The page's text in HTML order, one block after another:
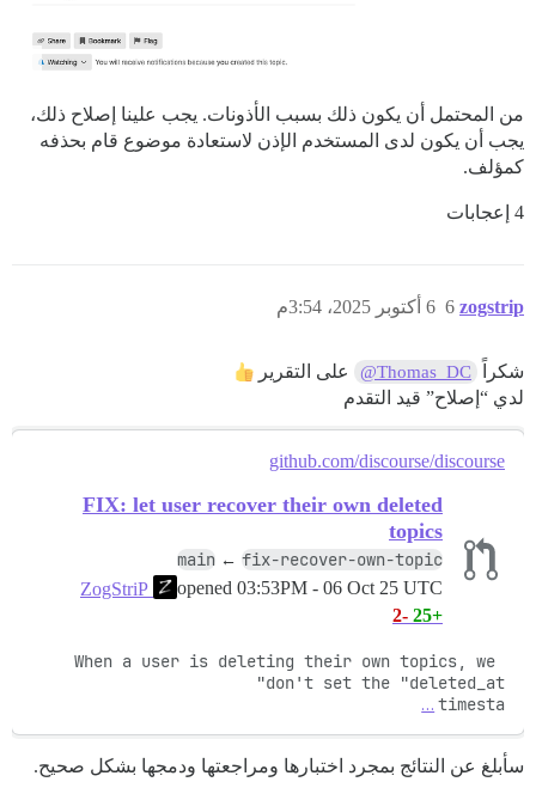
من المحتمل أن يكون ذلك بسبب الأذونات. يجب علينا إصلاح ذلك،
يجب أن يكون لدى المستخدم الإذن لاستعادة موضوع قام بحذفه
كمؤلف.
4 إعجابات
zogstrip 6 أكتوبر 2025، 3:54م 6
شكراً @Thomas_DC
على التقرير
لدي “إصلاح” قيد التقدم
github.com/discourse/discourse
FIX: let user recover their own deleted
topics
main ← fix-recover-own-topic
opened 03:53PM - 06 Oct 25 UTC
+25
-2
When a user is deleting their own topics, we
timesta
…
سأبلغ عن النتائج بمجرد اختبارها ومراجعتها ودمجها بشكل صحيح.